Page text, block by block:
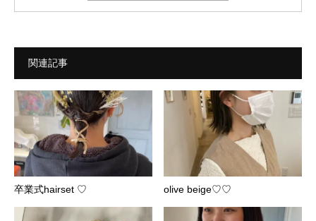
関連記事
卒業式hairset ♡ olive beige♡♡